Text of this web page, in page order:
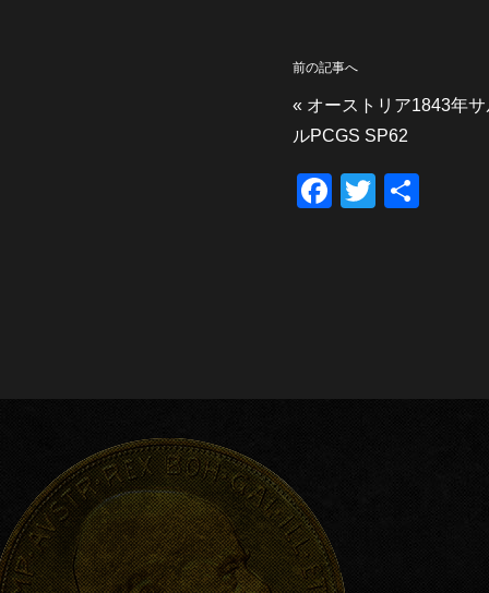
前の記事へ
« オーストリア1843年
ルPCGS SP62
F
o
T